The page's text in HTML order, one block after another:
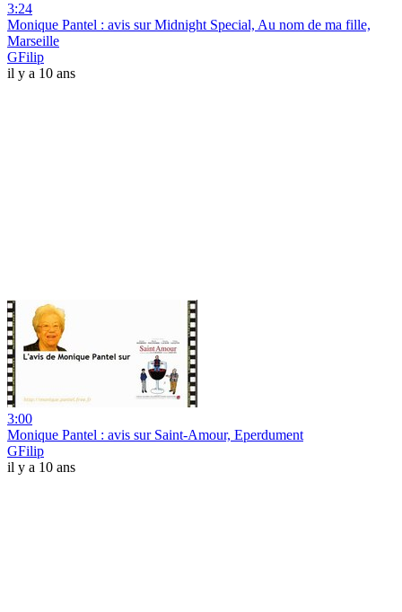
3:24
Monique Pantel : avis sur Midnight Special, Au nom de ma fille,
Marseille
GFilip
il y a 10 ans
3:00
Monique Pantel : avis sur Saint-Amour, Eperdument
GFilip
il y a 10 ans